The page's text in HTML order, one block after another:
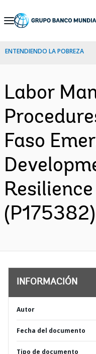
Skip
Navigation
ENTENDIENDO LA POBREZA
Labor
Faso
INFORMACIÓN
Autor
Fecha del documento
Tipo de documento